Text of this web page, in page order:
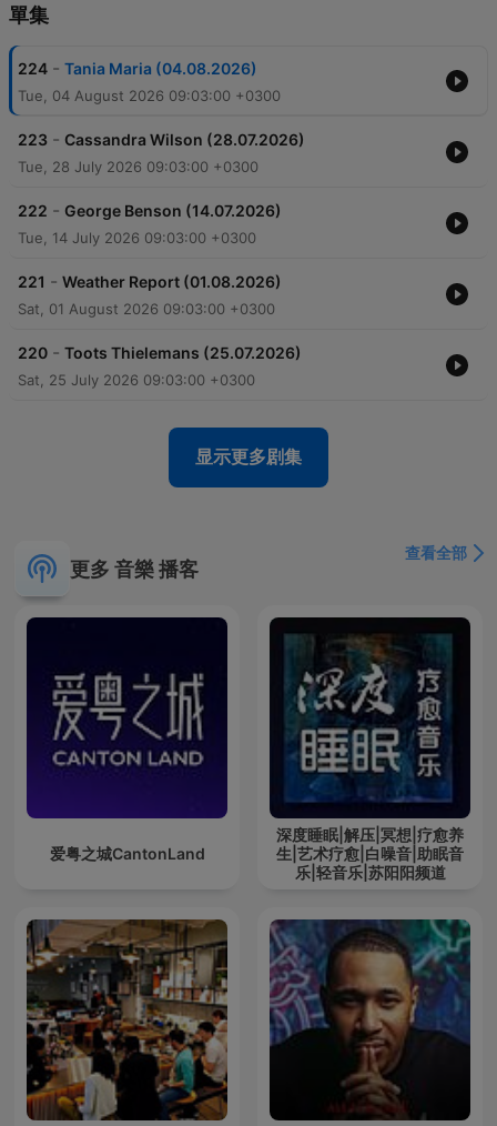
單集
224 - Tania Maria (04.08.2026)
Tue, 04 August 2026 09:03:00 +0300
223 - Cassandra Wilson (28.07.2026)
Tue, 28 July 2026 09:03:00 +0300
222 - George Benson (14.07.2026)
Tue, 14 July 2026 09:03:00 +0300
221 - Weather Report (01.08.2026)
Sat, 01 August 2026 09:03:00 +0300
220 - Toots Thielemans (25.07.2026)
Sat, 25 July 2026 09:03:00 +0300
显示更多剧集
更多 音樂 播客
查看全部
爱粤之城CantonLand
深度睡眠|解压|冥想|疗愈养
生|艺术疗愈|白噪音|助眠音
乐|轻音乐|苏阳阳频道